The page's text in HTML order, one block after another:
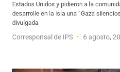
Estados Unidos y pidieron a la
desarrolle en la isla una “Gaza
divulgada
Corresponsal de IPS 6 agosto,